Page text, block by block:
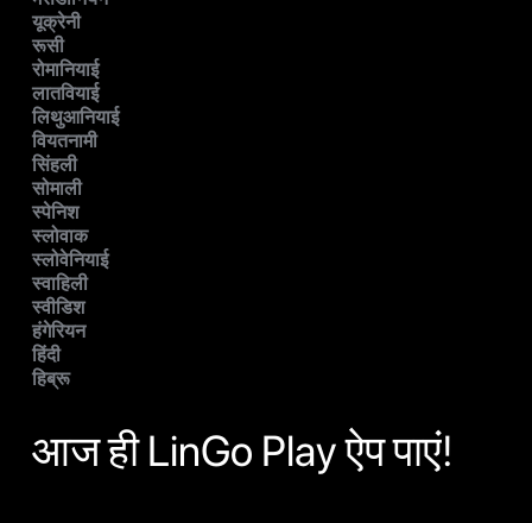
यूक्रेनी
रूसी
रोमानियाई
लातवियाई
लिथुआनियाई
वियतनामी
सिंहली
सोमाली
स्पेनिश
स्लोवाक
स्लोवेनियाई
स्वाहिली
स्वीडिश
हंगेरियन
हिंदी
हिब्रू
आज ही LinGo Play ऐप पाएं!